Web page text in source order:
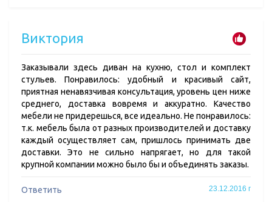
Виктория
Заказывали здесь диван на кухню, стол и комплект
стульев. Понравилось: удобный и красивый сайт,
приятная ненавязчивая консультация, уровень цен ниже
среднего, доставка вовремя и аккуратно. Качество
мебели не придерешься, все идеально. Не понравилось:
т.к. мебель была от разных производителей и доставку
каждый осуществляет сам, пришлось принимать две
доставки. Это не сильно напрягает, но для такой
крупной компании можно было бы и объединять заказы.
Ответить 23.12.2016 г